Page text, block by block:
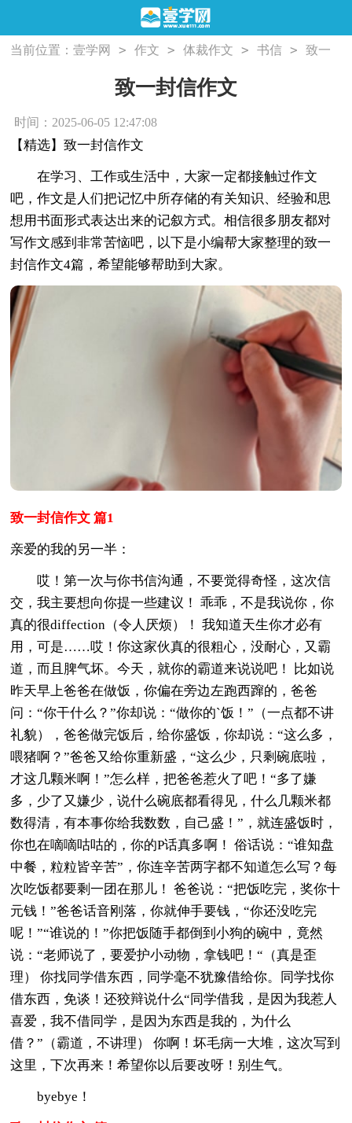
当前位置：壹学网 > 作文 > 体裁作文 > 书信 >
致一
致一封信作文
时间：2025-06-05 12:47:08
【精选】致一封信作文
在学习、工作或生活中，大家一定都接触过作文
吧，作文是人们把记忆中所存储的有关知识、经验和思
想用书面形式表达出来的记叙方式。相信很多朋友都对
写作文感到非常苦恼吧，以下是小编帮大家整理的致一
封信作文4篇，希望能够帮助到大家。
致一封信作文 篇1
亲爱的我的另一半：
哎！第一次与你书信沟通，不要觉得奇怪，这次信
交，我主要想向你提一些建议！ 乖乖，不是我说你，你
真的很diffection（令人厌烦）！ 我知道天生你才必有
用，可是……哎！你这家伙真的很粗心，没耐心，又霸
道，而且脾气坏。今天，就你的霸道来说说吧！ 比如说
昨天早上爸爸在做饭，你偏在旁边左跑西蹿的，爸爸
问：“你干什么？”你却说：“做你的`饭！”（一点都不讲
礼貌），爸爸做完饭后，给你盛饭，你却说：“这么多，
喂猪啊？”爸爸又给你重新盛，“这么少，只剩碗底啦，
才这几颗米啊！”怎么样，把爸爸惹火了吧！“多了嫌
多，少了又嫌少，说什么碗底都看得见，什么几颗米都
数得清，有本事你给我数数，自己盛！”，就连盛饭时，
你也在嘀嘀咕咕的，你的P话真多啊！ 俗话说：“谁知盘
中餐，粒粒皆辛苦”，你连辛苦两字都不知道怎么写？每
次吃饭都要剩一团在那儿！ 爸爸说：“把饭吃完，奖你十
元钱！”爸爸话音刚落，你就伸手要钱，“你还没吃完
呢！”“谁说的！”你把饭随手都倒到小狗的碗中，竟然
说：“老师说了，要爱护小动物，拿钱吧！“（真是歪
理） 你找同学借东西，同学毫不犹豫借给你。同学找你
借东西，免谈！还狡辩说什么“同学借我，是因为我惹人
喜爱，我不借同学，是因为东西是我的，为什么
借？”（霸道，不讲理） 你啊！坏毛病一大堆，这次写到
这里，下次再来！希望你以后要改呀！别生气。
byebye！